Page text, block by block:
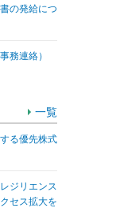
の発給につ
務連絡）
一覧
る優先株式
ジリエンス
セス拡大を